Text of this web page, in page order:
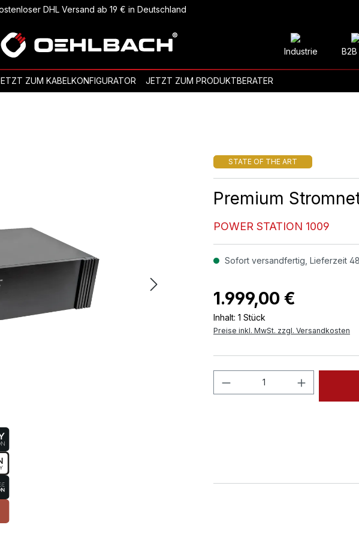
DHL Versand ab 19 € in Deutschland
Industrie
ZUM KABELKONFIGURATOR JETZT ZUM PRODUKTBERATER
STATE OF THE ART
Premium
POWER STATION 1009
Sofort versandfertig, Lieferzeit
1.999,00 €
Inhalt: 1 Stück
Preise inkl. MwSt. zzgl. Versandkosten
Produkt Anzahl: